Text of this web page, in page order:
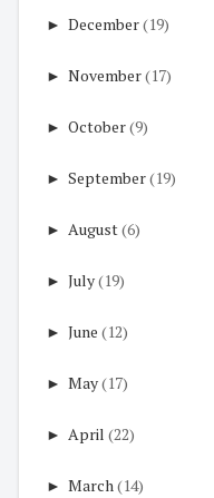
► December(19)
► November(17)
► October(9)
► September(19)
► August(6)
► July(19)
► June (12)
► May(17)
► April (22)
► March (14)